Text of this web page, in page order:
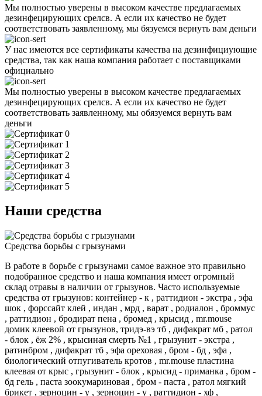
Мы полностью уверены в высоком качестве предлагаемых
дезинфецирующих срелсв. А если их качество не будет
соответствовать заявленному, мы бязуемся вернуть вам деньги
У нас имеются все сертификаты качества на дезинфициующие
средства, так как наша компания работает с поставщиками
официально
Мы полностью уверены в высоком качестве предлагаемых
дезинфецирующих срелсв. А если их качество не будет
соответствовать заявленному, мы обязуемся вернуть вам
деньги
Наши средства
Средства борьбы с грызунами
В работе в борьбе с грызунами самое важное это правильно
подобранное средство и наша компания имеет огромный
склад отравы в наличии от грызунов. Часто используемые
средства от грызунов: контейнер - к , раттидион - экстра , эфа
шок , форссайт клей , индан , мрд , варат , родиалон , броммус
, раттидион , бродират пена , бромед , крысид , mr.mouse
домик клеевой от грызунов, тридэ-вэ тб , дифакрат мб , ратол
- блок , ёж 2% , крысиная смерть №1 , грызунит - экстра ,
ратинбром , дифакрат тб , эфа ореховая , бром - бд , эфа ,
биологический отпугиватель кротов , mr.mouse пластина
клеевая от крыс , грызунит - блок , крысид - приманка , бром -
бд гель , паста зоокумариновая , бром - паста , ратол мягкий
брикет , зерноцин - у , зерноцин - у , раттидион - хф ,